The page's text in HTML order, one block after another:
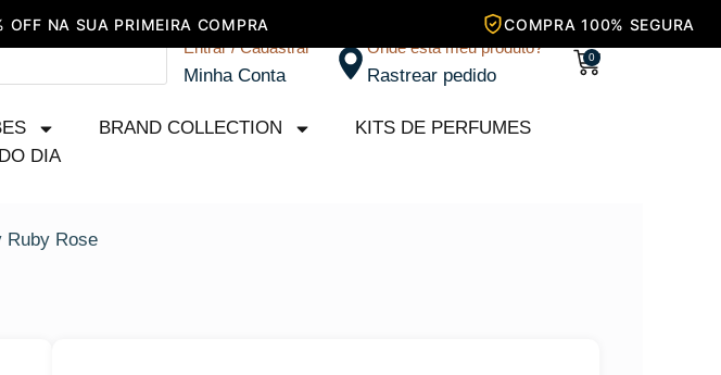
Entrar / Cadastrar
Minha Conta
Onde está meu produto?
Rastrear pedido
0
Carrinho
BRAND COLLECTION
KITS DE PERFUMES
DIA
Ruby Rose